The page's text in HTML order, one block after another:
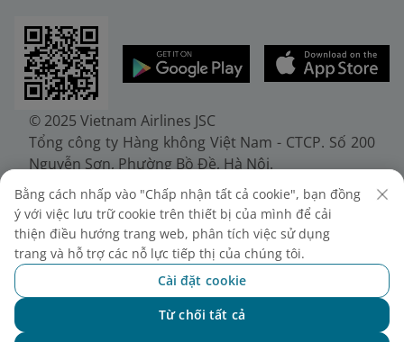
© 2025 Vietnam Airlines JSC
Tổng công ty Hàng không Việt Nam - CTCP. Số 200
Nguyễn Sơn, Phường Bồ Đề, Hà Nội.
Điện thoại: (+84-24) 38272289. Fax: (+84-24)
38722375
Giấy chứng nhận đăng ký doanh nghiệp, mã số
doanh nghiệp 0100107518, đăng ký lần đầu ngày
30/6/2010, đăng ký thay đổi lần thứ 10 ngày
24/7/2025, cấp bởi Sở Tài chính Thành phố Hà Nội.
Bằng cách nhấp vào "Chấp nhận tất cả cookie", bạn đồng
ý với việc lưu trữ cookie trên thiết bị của mình để cải
thiện điều hướng trang web, phân tích việc sử dụng
trang và hỗ trợ các nỗ lực tiếp thị của chúng tôi.
Cài đặt cookie
Từ chối tất cả